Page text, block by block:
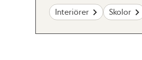
Interiörer Skolor